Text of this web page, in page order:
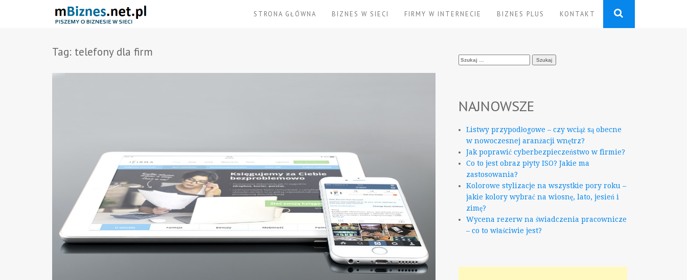
STRONA GŁÓWNA BIZNES W SIECI FIRMY W INTERNECIE BIZNES PLUS KONTAKT
Tag: telefony dla firm Szukaj:
NAJNOWSZE
Listwy przypodłogowe – czy wciąż są obecne
w nowoczesnej aranżacji wnętrz?
Jak poprawić cyberbezpieczeństwo w firmie?
Co to jest obraz płyty ISO? Jakie ma
zastosowania?
Kolorowe stylizacje na wszystkie pory roku –
jakie kolory wybrać na wiosnę, lato, jesień i
zimę?
Wycena rezerw na świadczenia pracownicze
– co to właściwie jest?